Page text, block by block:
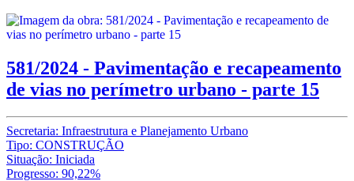
581/2024 - Pavimentação e recapeamento
de vias no perímetro urbano - parte 15
Secretaria: Infraestrutura e Planejamento Urbano
Tipo: CONSTRUÇÃO
Situação: Iniciada
Progresso: 90,22%